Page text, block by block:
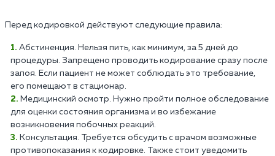
Перед кодировкой действуют следующие правила:
Абстиненция. Нельзя пить, как минимум, за 5 дней до
процедуры. Запрещено проводить кодирование сразу после
запоя. Если пациент не может соблюдать это требование,
его помещают в стационар.
Медицинский осмотр. Нужно пройти полное обследование
для оценки состояния организма и во избежание
возникновения побочных реакций.
Консультация. Требуется обсудить с врачом возможные
противопоказания к кодировке. Также стоит уведомить